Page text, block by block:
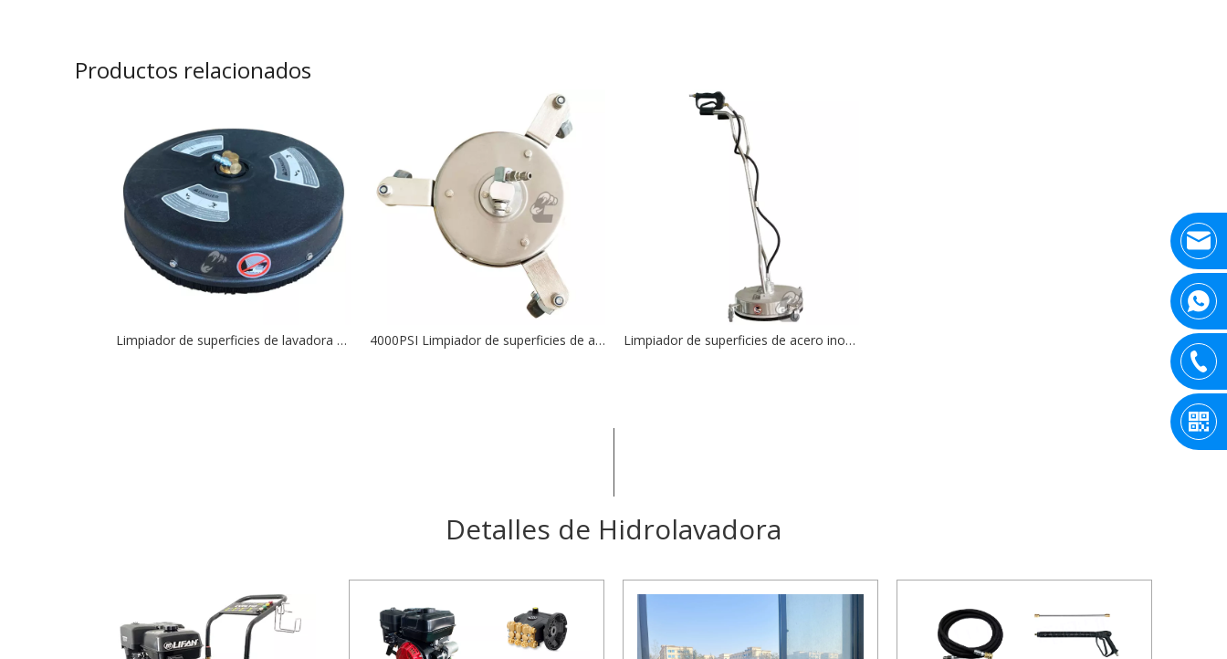
Productos relacionados
Limpiador de superficies de lavadora de alta presión 4000PSI de 15 pulgadas 4000PSI Limpiador de superficies de acero inoxidable con lavadora de alta presión de 8 pulgadas Limpiador de superficies de acero inoxidable con lavadora de alta presión 5000PSI de 20 pulgadas
Detalles de Hidrolavadora